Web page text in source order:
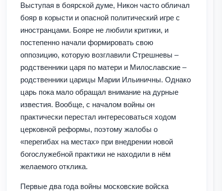
Выступая в боярской думе, Никон часто обличал
бояр в корысти и опасной политический игре с
иностранцами. Бояре не любили критики, и
постепенно начали формировать свою
оппозицию, которую возглавили Стрешневы –
родственники царя по матери и Милославские –
родственники царицы Марии Ильиничны. Однако
царь пока мало обращал внимание на дурные
известия. Вообще, с началом войны он
практически перестал интересоваться ходом
церковной реформы, поэтому жалобы о
«перегибах на местах» при внедрении новой
богослужебной практики не находили в нём
желаемого отклика.
Первые два года войны московские войска